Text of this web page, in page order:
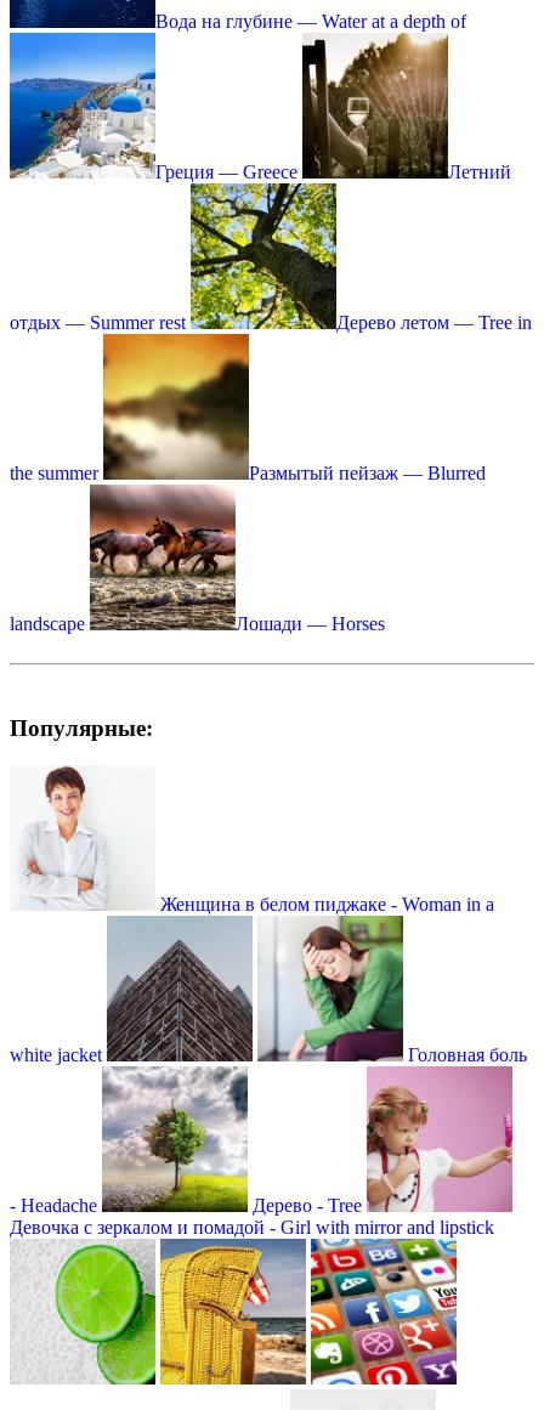
Вода на глубине — Water at a depth of
Греция — Greece Летний
отдых — Summer rest Дерево летом — Tree in
the summer Размытый пейзаж — Blurred
landscape Лошади — Horses
Популярные:
Женщина в белом пиджаке - Woman in a
white jacket Головная боль
- Headache
Дерево - Tree
Девочка с зеркалом и помадой - Girl with mirror and lipstick